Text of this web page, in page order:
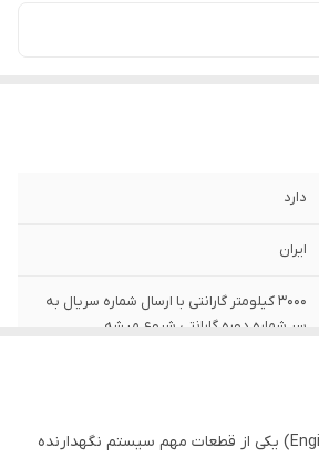
دارد
ایران
۳۰۰۰ کیلومتر گارانتی با ارسال شماره سریال به
سر شماره دوره گارانتی شروع میشه
دسته موتور (Engine Mount) یکی از قطعات مهم سیستم نگهدارنده